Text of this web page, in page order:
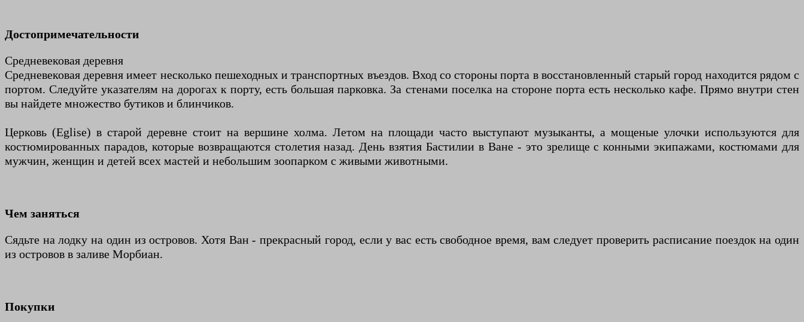
Достопримечательности
Средневековая деревня
Средневековая деревня имеет несколько пешеходных и транспортных въездов. Вход со стороны порта в восстановленный старый город находится рядом с
портом. Следуйте указателям на дорогах к порту, есть большая парковка. За стенами поселка на стороне порта есть несколько кафе. Прямо внутри стен
вы найдете множество бутиков и блинчиков.
Церковь (Eglise) в старой деревне стоит на вершине холма. Летом на площади часто выступают музыканты, а мощеные улочки используются для
костюмированных парадов, которые возвращаются столетия назад. День взятия Бастилии в Ване - это зрелище с конными экипажами, костюмами для
мужчин, женщин и детей всех мастей и небольшим зоопарком с живыми животными.
Чем заняться
Сядьте на лодку на один из островов. Хотя Ван - прекрасный город, если у вас есть свободное время, вам следует проверить расписание поездок на один
из островов в заливе Морбиан.
Покупки